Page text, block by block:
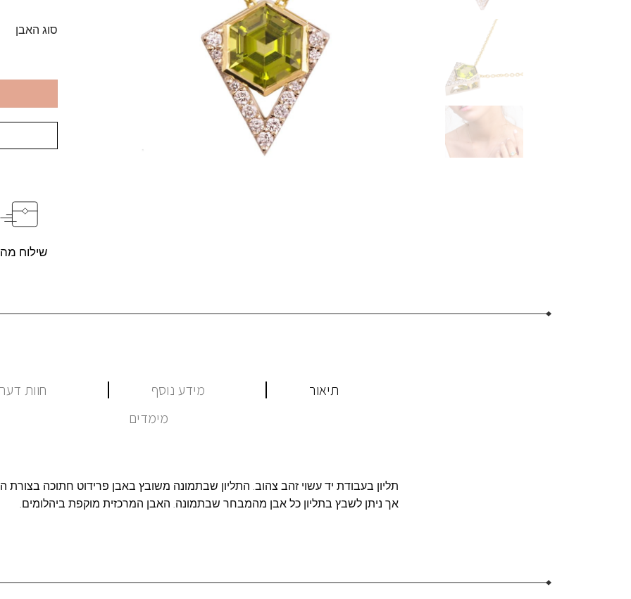
סוג האבן
שילוח
תיאור מידע נוסף
חוות דעת
מימדים
תליון בעבודת יד עשוי זהב צהוב. התליון שבתמונה משובץ באבן פרידוט חתוכה בצורת
אך ניתן לשבץ בתליון כל אבן מהמבחר שבתמונה. האבן המרכזית מוקפת ביהלומים.